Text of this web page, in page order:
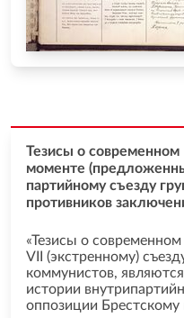
Тезисы о современном
моменте
партийному съезду
противников
«Тезисы о
VII (экстренному)
коммунистов,
истории
оппозиции Брестскому